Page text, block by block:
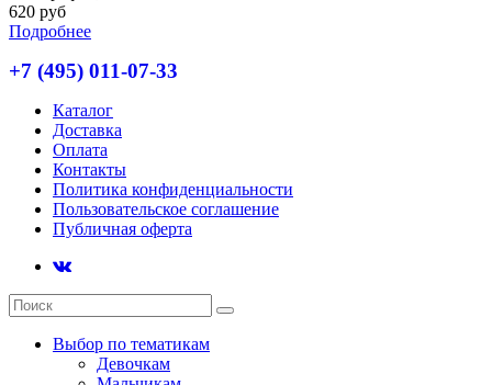
620 руб
Подробнее
+7 (495) 011-07-33
Каталог
Доставка
Оплата
Контакты
Политика конфиденциальности
Пользовательское соглашение
Публичная оферта
Выбор по тематикам
Девочкам